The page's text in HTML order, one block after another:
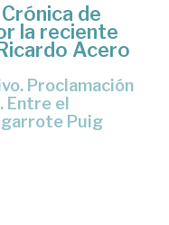
de
la reciente
Acero
Entre el
garrote Puig